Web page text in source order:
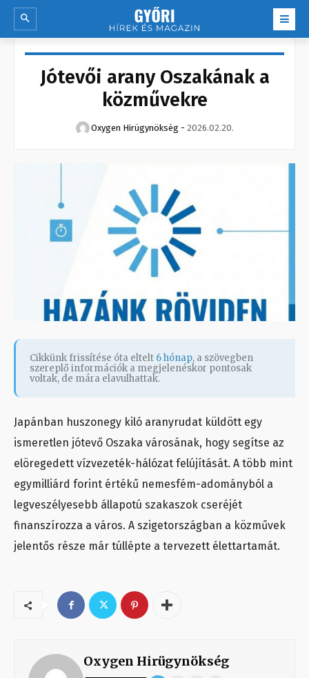
Jótevői arany Oszakának a
közművekre
Oxygen Hirügynökség - 2026.02.20.
Cikkünk frissítése óta eltelt 6 hónap, a szövegben
szereplő információk a megjelenéskor pontosak
voltak, de mára elavulhattak.
Japánban huszonegy kiló aranyrudat küldött egy
ismeretlen jótevő Oszaka városának, hogy segítse az
elöregedett vízvezeték-hálózat felújítását. A több mint
egymilliárd forint értékű nemesfém-adományból a
legveszélyesebb állapotú szakaszok cseréjét
finanszírozza a város. A szigetországban a közművek
jelentős része már túllépte a tervezett élettartamát.
Oxygen Hirügynökség